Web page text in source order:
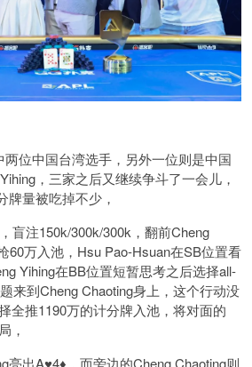
位中国台湾选手，另外一位则是中国
，三家之后又继续争斗了一会儿，
牌量被吃掉不少，
盲注150k/300k/300k，翻前Cheng
60万入池，Hsu Pao-Hsuan在SB位置看
Yihing在BB位置短暂思考之后选择all-
来到Cheng Chaoting身上，这个行动没
全推1190万的计分牌入池，将对面的
，